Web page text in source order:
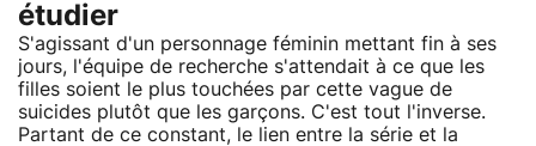
étudier
S'agissant d'un personnage féminin mettant fin à ses
jours, l'équipe de recherche s'attendait à ce que les
filles soient le plus touchées par cette vague de
suicides plutôt que les garçons. C'est tout l'inverse.
Partant de ce constant, le lien entre la série et la